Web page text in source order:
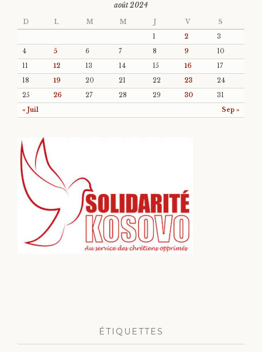
août 2024
D L M M J V S
« Juil Sep »
1 2
3
4
5 6 7 8 9
10
11
12 13 14 15 16
17
18
19 20 21 22 23
24
25
26 27 28 29 30 31
ÉTIQUETTES